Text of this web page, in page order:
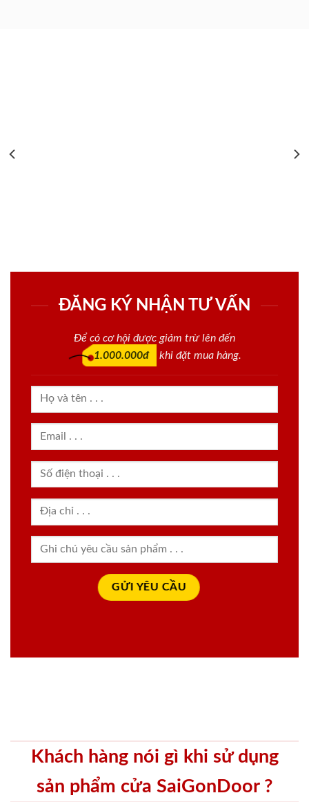
ĐĂNG KÝ NHẬN TƯ VẤN
Để có cơ hội được giảm trừ lên đến
1.000.000đ
khi đặt mua hàng.
Khách hàng nói gì khi sử dụng
sản phẩm cửa SaiGonDoor ?